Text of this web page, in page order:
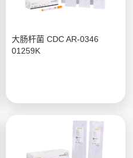
大肠杆菌 CDC AR-0346
01259K